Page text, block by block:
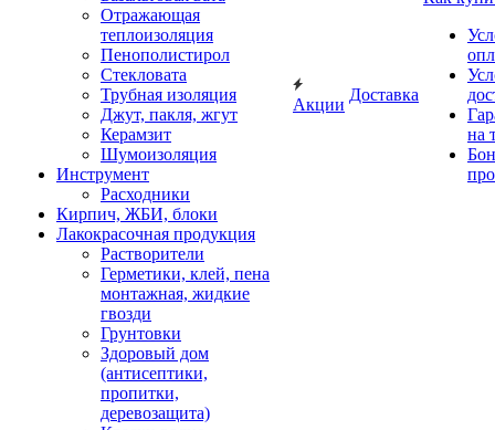
Отражающая
теплоизоляция
Пенополистирол
Стекловата
Трубная изоляция
Джут, пакля, жгут
Керамзит
Шумоизоляция
Инструмент
Расходники
Кирпич, ЖБИ, блоки
Лакокрасочная продукция
Растворители
Герметики, клей, пена
монтажная, жидкие
гвозди
Грунтовки
Здоровый дом
(антисептики,
пропитки,
деревозащита)
Акции
Доставка
на